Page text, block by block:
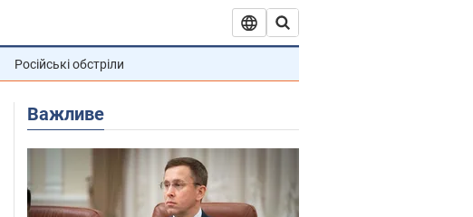
Російські обстріли
Важливе